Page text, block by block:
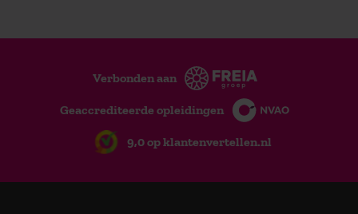
Verbonden aan
Geaccrediteerde opleidingen
9,0 op klantenvertellen.nl